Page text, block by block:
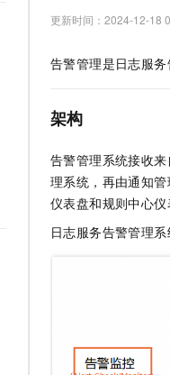
更新时间： 2024-12-18
告警管理是日志服务
架构
告警管理系统接收
理系统，再由通知
仪表盘和规则中心仪
日志服务告警管理